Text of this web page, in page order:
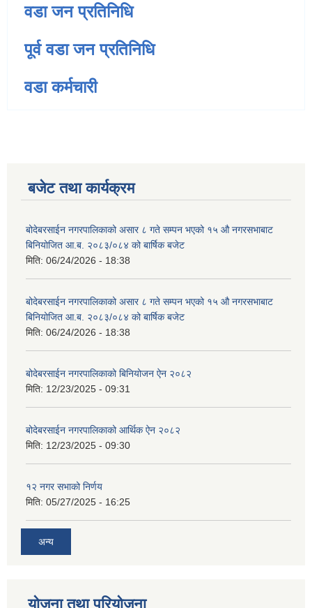
वडा जन प्रतिनिधि
पूर्व वडा जन प्रतिनिधि
वडा कर्मचारी
बजेट तथा कार्यक्रम
बोदेबरसाईन नगरपालिकाको असार ८ गते सम्पन भएको १५ ‍‍‍औ नगरसभाबाट
बिनियोजित आ.ब. २०८३/०८४ को बार्षिक बजेट
मिति: 06/24/2026 - 18:38
बोदेबरसाईन नगरपालिकाको असार ८ गते सम्पन भएको १५ ‍‍‍औ नगरसभाबाट
बिनियोजित आ.ब. २०८३/०८४ को बार्षिक बजेट
मिति: 06/24/2026 - 18:38
बोदेबरसाईन नगरपालिकाको बिनियोजन ऐन २०८२
मिति: 12/23/2025 - 09:31
बोदेबरसाईन नगरपालिकाको आर्थिक ऐन २०८२
मिति: 12/23/2025 - 09:30
१२ नगर सभाको निर्णय
मिति: 05/27/2025 - 16:25
अन्य
योजना तथा परियोजना